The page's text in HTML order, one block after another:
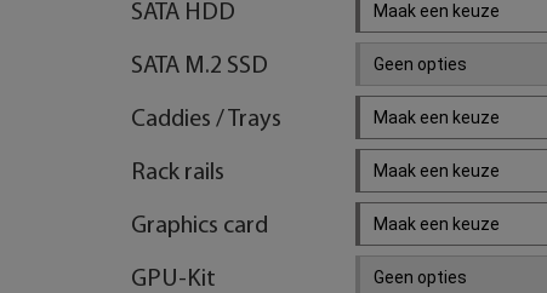
SATA HDD Maak een keuze
SATA M.2 SSD Geen opties
Caddies / Trays Maak een keuze
Rack rails Maak een keuze
Graphics card Maak een keuze
GPU-Kit Geen opties